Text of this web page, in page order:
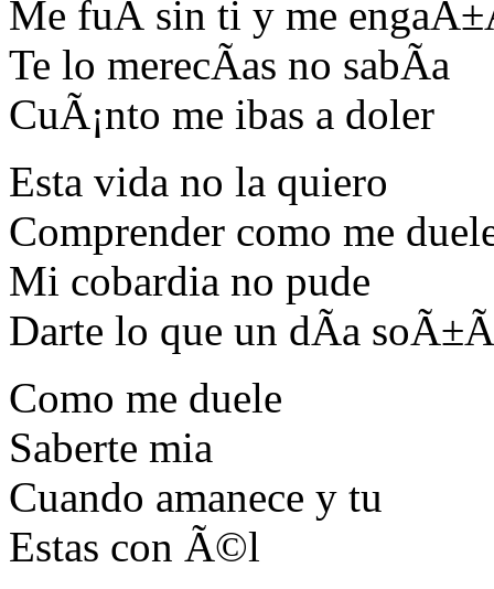
Me fuÃ­ sin ti y me
Te lo merecÃ­as no sabÃ­a
CuÃ¡nto me ibas a doler
Esta vida no la quiero
Comprender como me
Mi cobardia no pude
Darte lo que un dÃ­a
Como me duele
Saberte mia
Cuando amanece y tu
Estas con Ã©l